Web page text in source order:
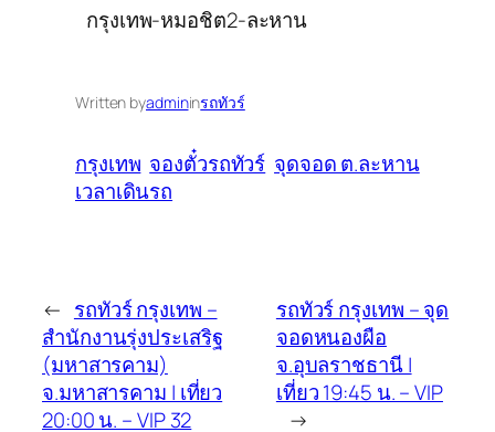
กรุงเทพ-หมอชิต2-ละหาน
Written byadmininรถทัวร์
กรุงเทพ จองตั๋วรถทัวร์ จุดจอด ต.ละหาน
เวลาเดินรถ
← รถทัวร์ กรุงเทพ –
สำนักงานรุ่งประเสริฐ
(มหาสารคาม)
จ.มหาสารคาม | เที่ยว
20:00 น. – VIP 32
รถทัวร์ กรุงเทพ – จุด
จอดหนองผือ
จ.อุบลราชธานี |
เที่ยว 19:45 น. – VIP
→